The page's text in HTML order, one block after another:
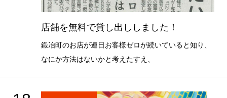
店舗を無料で貸し出ししました！
鍛冶町のお店が連日お客様ゼロが続いていると知り、
なにか方法はないかと考えたすえ、